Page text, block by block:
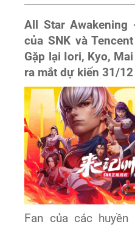
All Star Awakening
của SNK và
Gặp lại Iori, Kyo,
ra mắt dự kiến 31/12
Fan của các